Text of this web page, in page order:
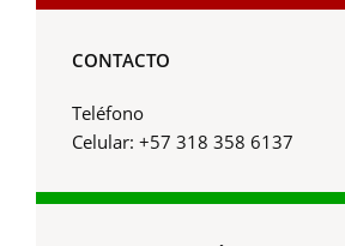
CONTACTO
Teléfono
Celular: +57 318 358 6137